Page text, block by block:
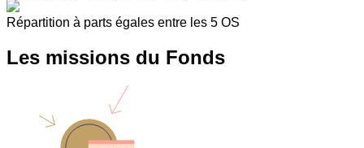
Répartition à parts égales entre les 5 OS
Les missions du Fonds